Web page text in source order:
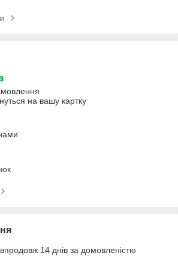
на вашу картку
14 днів за домовленістю